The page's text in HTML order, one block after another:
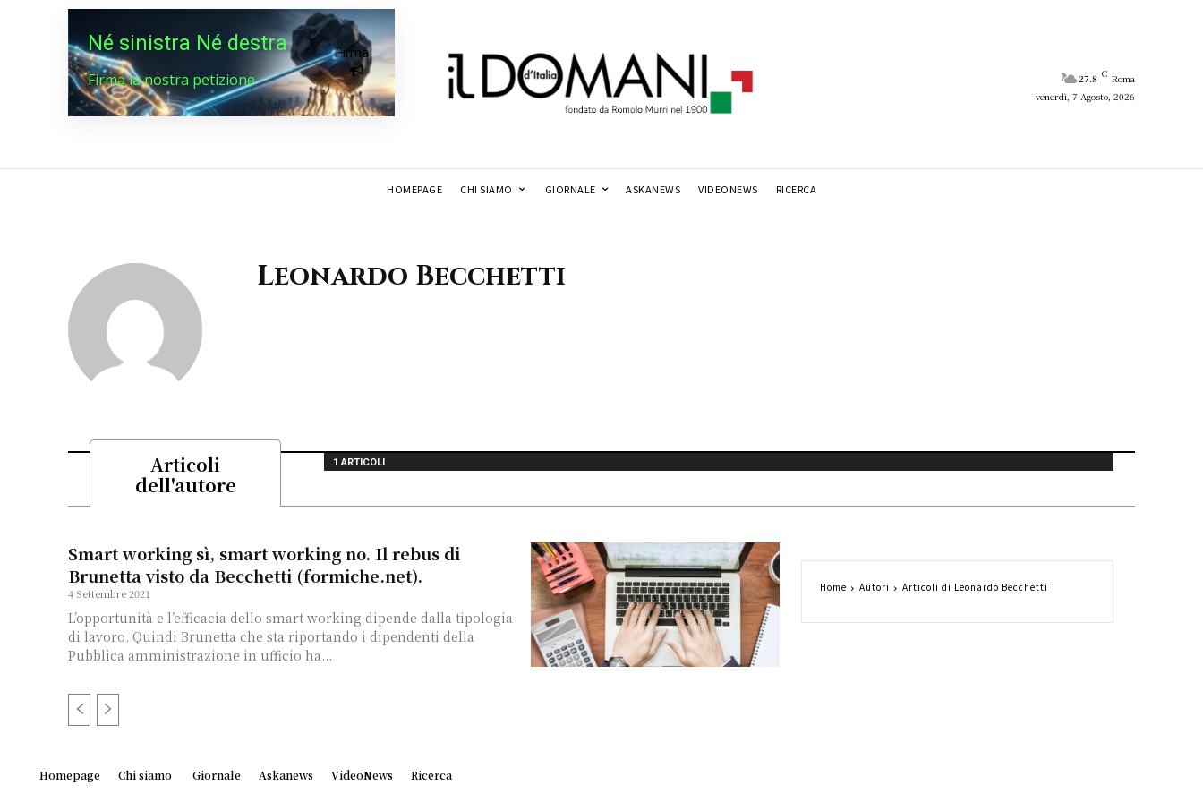
Né sinistra Né destra
Firma la nostra petizione
Firma
27.8 C Roma
venerdì, 7 Agosto, 2026
HOMEPAGE CHI SIAMO GIORNALE ASKANEWS VIDEONEWS RICERCA
Leonardo Becchetti
Articoli
dell'autore
1 ARTICOLI
Smart working sì, smart working no. Il rebus di
Brunetta visto da Becchetti (formiche.net).
4 Settembre 2021
L’opportunità e l’efficacia dello smart working dipende dalla tipologia
di lavoro. Quindi Brunetta che sta riportando i dipendenti della
Pubblica amministrazione in ufficio ha...
Home Autori Articoli di Leonardo Becchetti
Homepage Chi siamo Giornale Askanews VideoNews Ricerca